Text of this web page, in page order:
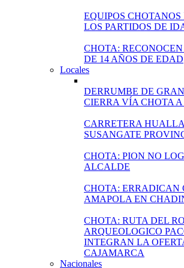
EQUIPOS
LOS PARTIDOS DE
CHOTA:
DE 14 AÑOS DE EDAD
Locales
DERRUMBE DE
CIERRA VÍA CHOTA
CARRETERA
SUSANGATE
CHOTA: PION NO
ALCALDE
CHOTA: ERRADICAN
AMAPOLA EN
CHOTA: RUTA DEL
ARQUEOLOGICO
INTEGRAN LA
CAJAMARCA
Nacionales